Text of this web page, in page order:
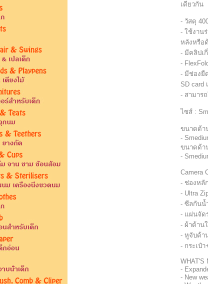
เดียวกัน
- วัสดุ
- ใช้งาน
หลังหรือ
- มีคลิปเ
-
- มีช่องยื
SD card
- สามาร
ไซส์ :
ขนาดด้า
-
ขนาดด้า
-
Camera
- ช่องหลั
- Ultra
- ซีลกันน้
- แผ่นจัด
- ผ้าด้าน
- หูจับด้า
- กระเป๋
WHAT'S
-
- New